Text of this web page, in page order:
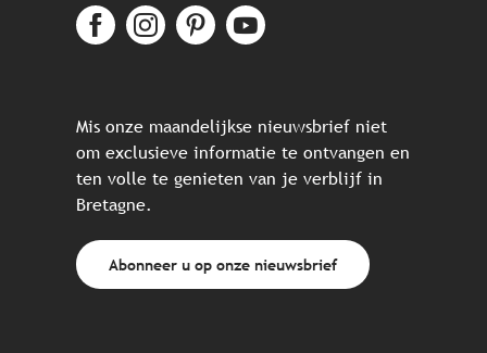
Mis onze maandelijkse nieuwsbrief niet
om exclusieve informatie te ontvangen en
ten volle te genieten van je verblijf in
Bretagne.
Abonneer u op onze nieuwsbrief